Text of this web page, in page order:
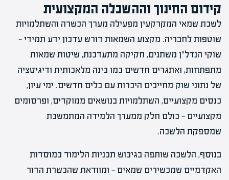
קידום החינוך וההשכלה המקצועית
לשכת שמאי המקרקעין מפעילה מערך הכשרה והשתלמויות
שוטפות לחבריה. מקצוע השמאות דורש עדכון ידע תמידי —
שוקי הנדל"ן משתנים, חקיקה מתעדכנת, שיטות שמאות
מתפתחות, ואתגרים חדשים כמו בינה מלאכותית ודיגיטציה
של נתוני שוק מחייבים היכרות עם כלים חדשים. ימי עיון,
כנסים מקצועיים, השתלמויות בנושאים ממוקדים, ופרסומים
מקצועיים — כולם חלק ממערך הלמידה המתמשכת
שמספקת הלשכה.
בנוסף, הלשכה שותפה בגיבוש תכניות הלימוד במוסדות
האקדמיים שמכשירים שמאים — ומוודאת שהכשרת הדור